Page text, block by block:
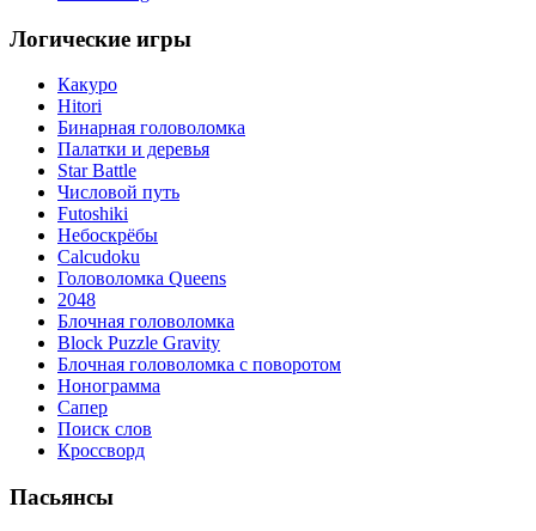
Логические игры
Какуро
Hitori
Бинарная головоломка
Палатки и деревья
Star Battle
Числовой путь
Futoshiki
Небоскрёбы
Calcudoku
Головоломка Queens
2048
Блочная головоломка
Block Puzzle Gravity
Блочная головоломка с поворотом
Нонограмма
Сапер
Поиск слов
Кроссворд
Пасьянсы